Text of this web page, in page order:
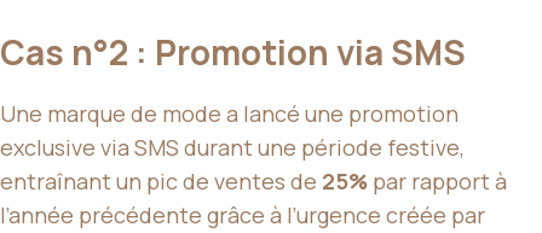
Cas n°2 : Promotion via SMS
Une marque de mode a lancé une promotion
exclusive via SMS durant une période festive,
entraînant un pic de ventes de 25% par rapport à
l’année précédente grâce à l’urgence créée par